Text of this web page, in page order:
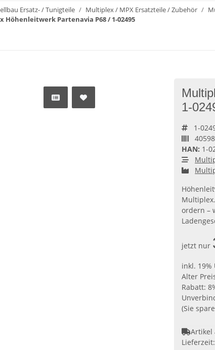
Ersatz- / Tunigteile Multiplex / MPX Ersatzteile / Zubehör
Höhenleitwerk Partenavia P68 / 1-02495
1-
1-
HAN: 1-
ordern –
jetzt nur
inkl. 19%
Alter
Rabatt:
(Sie
Artikel
Lieferzeit: